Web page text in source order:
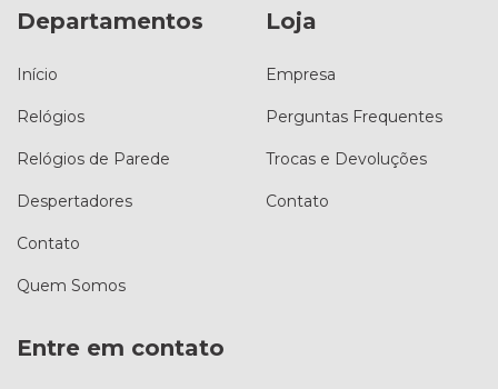
Departamentos
Início
Relógios
Relógios de Parede
Despertadores
Contato
Quem Somos
Loja
Empresa
Perguntas Frequentes
Trocas e Devoluções
Contato
Entre em contato